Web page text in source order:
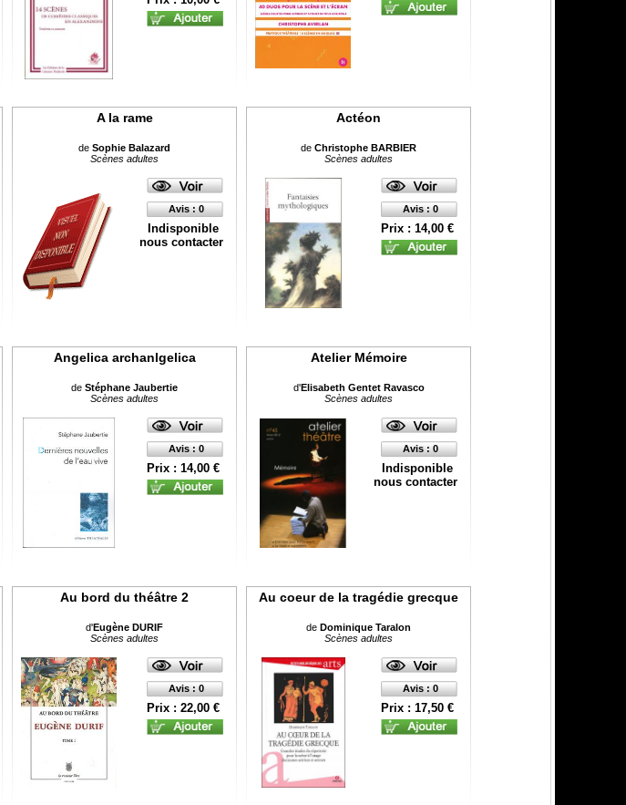
A la rame
deSophie Balazard
Scènes adultes
Avis : 0
Indisponible
nous contacter
Actéon
deChristophe BARBIER
Scènes adultes
Avis : 0
Prix : 14,00 €
Angelica archanlgelica
deStéphane Jaubertie
Scènes adultes
Avis : 0
Prix : 14,00 €
Atelier Mémoire
d'Elisabeth Gentet Ravasco
Scènes adultes
Avis : 0
Indisponible
nous contacter
Au bord du théâtre 2
d'Eugène DURIF
Scènes adultes
Avis : 0
Prix : 22,00 €
Au coeur de la tragédie grecque
deDominique Taralon
Scènes adultes
Avis : 0
Prix : 17,50 €